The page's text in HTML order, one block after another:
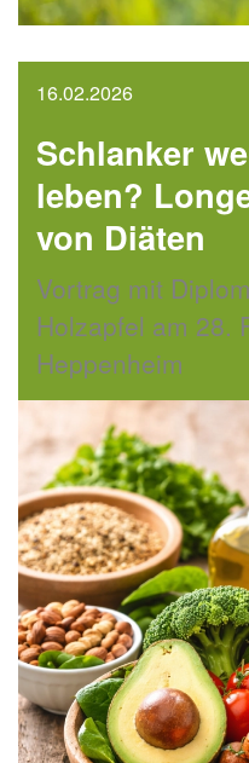
16.02.2026
Schlanker
leben?
von Diäten
Vortrag mit
Holzapfel am 28.
Heppenheim